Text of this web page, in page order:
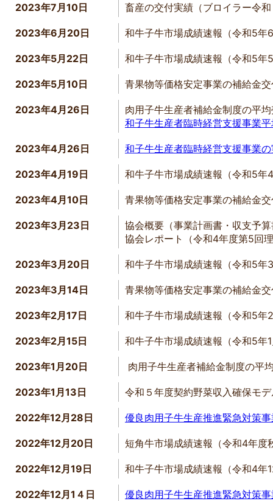
2023年7月10日 畜産の交付実績（ブロイラー令
2023年6月20日 和牛子牛市場成績速報（令和5年
2023年5月22日 和牛子牛市場成績速報（令和5年
2023年5月10日 青果物等価格安定事業の補給金
2023年4月26日
肉用子牛生産者補給金制度の平
和子牛生産者臨時経営支援事業
2023年4月26日 和子牛生産者臨時経営支援事業
2023年4月19日 和牛子牛市場成績速報（令和5年
2023年4月10日 青果物等価格安定事業の補給金
2023年3月23日
協会概要（事業計画書・収支予
協会レポート（令和4年度第5回
2023年3月20日 和牛子牛市場成績速報（令和5年
2023年3月14日 青果物等価格安定事業の補給金
2023年2月17日 和牛子牛市場成績速報（令和5年
2023年2月15日 和牛子牛市場成績速報（令和5年
2023年1月20日 肉用子牛生産者補給金制度の平
2023年1月13日 令和５年度契約野菜収入確保モ
2022年12月28日 優良肉用子牛生産推進緊急対策
2022年12月20日 短角牛市場成績速報（令和4年度
2022年12月19日 和牛子牛市場成績速報（令和4年
2022年12月1４日 優良肉用子牛生産推進緊急対策